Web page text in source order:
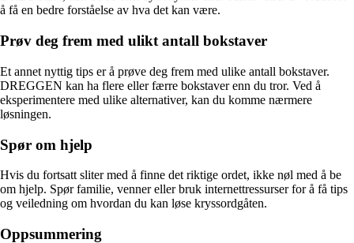
å få en bedre forståelse av hva det kan være.
Prøv deg frem med ulikt antall bokstaver
Et annet nyttig tips er å prøve deg frem med ulike antall bokstaver.
DREGGEN kan ha flere eller færre bokstaver enn du tror. Ved å
eksperimentere med ulike alternativer, kan du komme nærmere
løsningen.
Spør om hjelp
Hvis du fortsatt sliter med å finne det riktige ordet, ikke nøl med å be
om hjelp. Spør familie, venner eller bruk internettressurser for å få tips
og veiledning om hvordan du kan løse kryssordgåten.
Oppsummering